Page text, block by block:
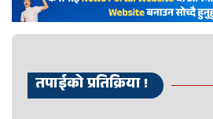
तपाईको प्रतिक्रिया !